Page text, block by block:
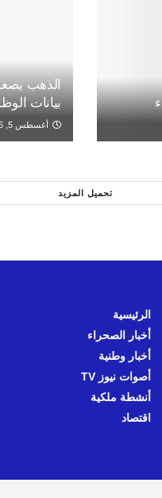
الذهب
بيانات
أغسطس 5, 2026
تحميل المزيد
الرئيسية
أخبار الصحراء
أخبار وطنية
أصوات نيوز TV
أنشطة ملكية
اقتصاد